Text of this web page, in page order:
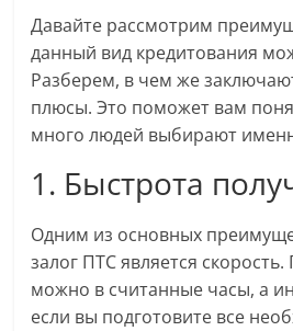
Давайте рассмотрим
данный вид кредитования
Разберем, в чем же
плюсы. Это поможет вам
много людей выбирают
1. Быстрота
Одним из основных
залог ПТС является
можно в считанные часы, а
если вы подготовите все